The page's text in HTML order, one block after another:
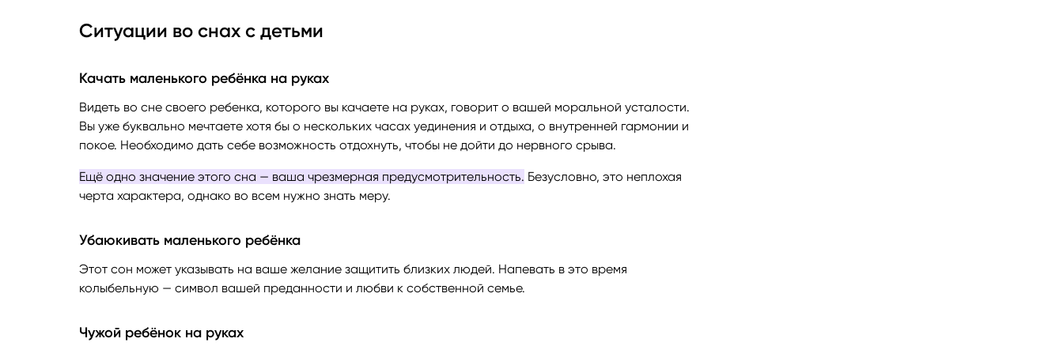
Ситуации во снах с детьми
Качать маленького ребёнка на руках
Видеть во сне своего ребенка, которого вы качаете на руках, говорит о вашей моральной усталости.
Вы уже буквально мечтаете хотя бы о нескольких часах уединения и отдыха, о внутренней гармонии и
покое. Необходимо дать себе возможность отдохнуть, чтобы не дойти до нервного срыва.
Ещё одно значение этого сна — ваша чрезмерная предусмотрительность. Безусловно, это неплохая
черта характера, однако во всем нужно знать меру.
Убаюкивать маленького ребёнка
Этот сон может указывать на ваше желание защитить близких людей. Напевать в это время
колыбельную — символ вашей преданности и любви к собственной семье.
Чужой ребёнок на руках